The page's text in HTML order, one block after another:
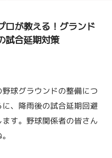
ロが教える！グランド
試合延期対策
球グラウンドの整備につ
、降雨後の試合延期回避
す。野球関係者の皆さん